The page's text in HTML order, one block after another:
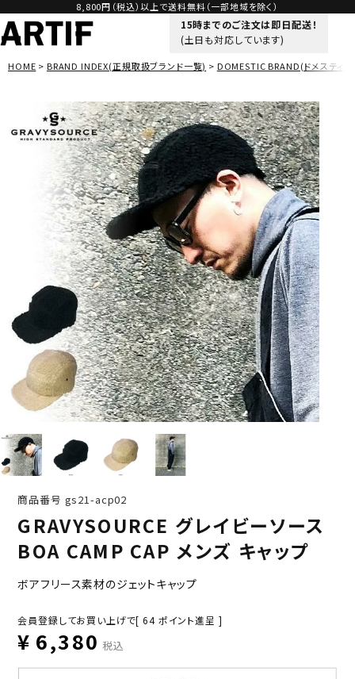
8,800円（税込）以上で送料無料（一部地域を除く）
15時までのご注文は即日配送！
(土日も対応しています)
HOME BRAND INDEX(正規取扱ブランド一覧) DOMESTIC BRAND(ドメスティッ
商品番号 gs21-acp02
GRAVYSOURCE グレイビーソース
BOA CAMP CAP メンズ キャップ
ボアフリース素材のジェットキャップ
会員登録してお買い上げで[ 64 ポイント進呈 ]
¥ 6,380 税込